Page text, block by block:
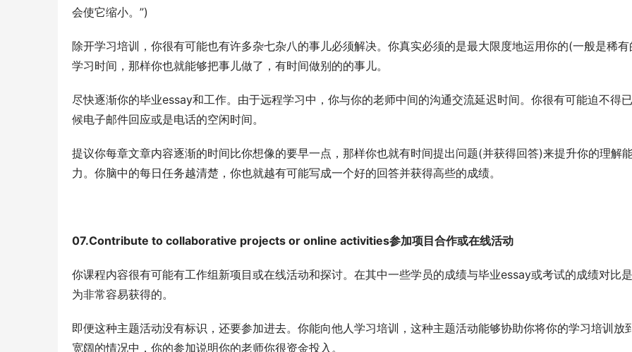
会使它缩小。”)
除开学习培训，你很有可能也有许多杂七杂八的事儿必须解决。你真实必须的是最大限度地运用你的(一般是稀
学习时间，那样你也就能够把事儿做了，有时间做别的的事儿。
尽快逐渐你的毕业essay和工作。由于远程学习中，你与你的老师中间的沟通交流延迟时间。你很有可能迫不得
候电子邮件回应或是电话的空闲时间。
提议你每章文章内容逐渐的时间比你想像的要早一点，那样你也就有时间提出问题(并获得回答)来提升你的理解
力。你脑中的每日任务越清楚，你也就越有可能写成一个好的回答并获得高些的成绩。
07.Contribute to collaborative projects or online activities参加项目合作或在线活动
你课程内容很有可能有工作组新项目或在线活动和探讨。在其中一些学员的成绩与毕业essay或考试的成绩对比
为非常容易获得的。
即便这种主题活动没有标识，还要参加进去。你能向他人学习培训，这种主题活动能够协助你将你的学习培训放
宽阔的情况中，你的参加说明你的老师你很资金投入。